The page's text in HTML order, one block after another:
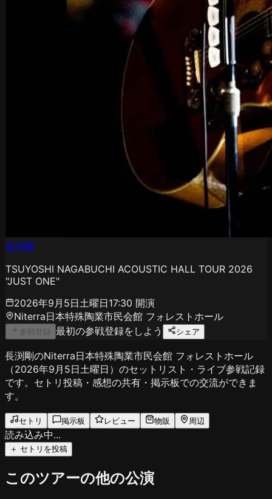
長渕剛
TSUYOSHI NAGABUCHI ACOUSTIC HALL TOUR 2026
"JUST ONE"
2026年9月5日土曜日17:30 開演
Niterra日本特殊陶業市民会館 フォレストホール
参戦登録 最初の参戦登録をしよう シェア
長渕剛のNiterra日本特殊陶業市民会館 フォレストホール
（2026年9月5日土曜日）のセットリスト・ライブ参戦記録
です。セトリ投稿・感想の共有・掲示板での交流ができま
す。
セトリ 掲示板 レビュー 物販 周辺
読み込み中...
＋ セトリを投稿
このツアーの他の公演